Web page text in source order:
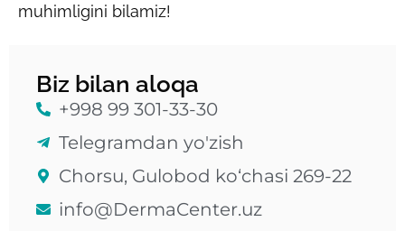
muhimligini bilamiz!
Biz bilan aloqa
+998 99 301-33-30
Telegramdan yo'zish
Chorsu, Gulobod ko‘chasi 269-22
info@DermaCenter.uz